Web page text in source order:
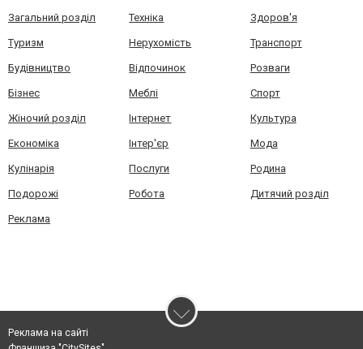
Загальний розділ Техніка Здоров'я
Туризм Нерухомість Транспорт
Будівництво Відпочинок Розваги
Бізнес Меблі Спорт
Жіночий розділ Інтернет Культура
Економіка Інтер'єр Мода
Кулінарія Послуги Родина
Подорожі Робота Дитячий розділ
Реклама
Реклама на сайті